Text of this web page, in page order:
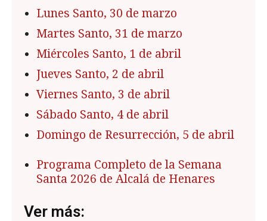
Lunes Santo, 30 de marzo
Martes Santo, 31 de marzo
Miércoles Santo, 1 de abril
Jueves Santo, 2 de abril
Viernes Santo, 3 de abril
Sábado Santo, 4 de abril
Domingo de Resurrección, 5 de abril
Programa Completo de la Semana
Santa 2026 de Alcalá de Henares
Ver más: